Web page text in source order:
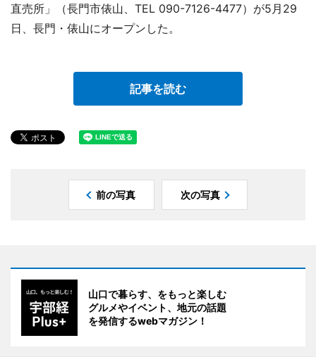
直売所」（長門市俵山、TEL 090-7126-4477）が5月29
日、長門・俵山にオープンした。
記事を読む
前の写真 次の写真
山口で暮らす、をもっと楽しむ
グルメやイベント、地元の話題
を発信するwebマガジン！